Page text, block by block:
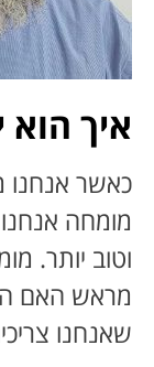
איך הוא
כאשר אנחנו
מומחה אנחנו
וטוב יותר.
מראש האם
שאנחנו